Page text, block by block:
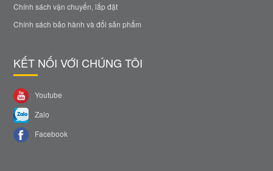
Chính sách vận chuyển, lắp đặt
Chính sách bảo hành và đổi sản phẩm
KẾT NỐI VỚI CHÚNG TÔI
Youtube
Zalo
Facebook